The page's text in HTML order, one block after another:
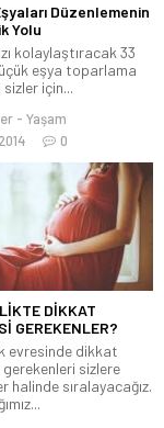
Düzenlemenin
Yolu
kolaylaştıracak 33
eşya toparlama
için...
Yaşam
0
DİKKAT
GEREKENLER?
evresinde dikkat
gerekenleri sizlere
halinde sıralayacağız.